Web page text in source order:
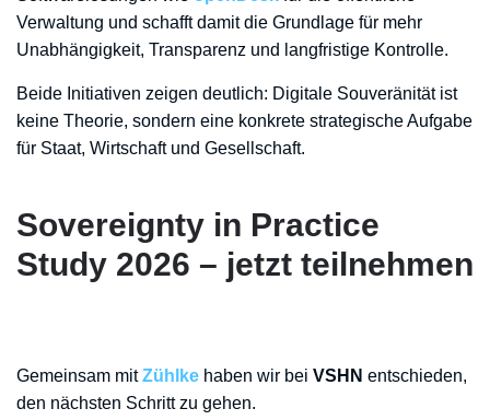
Verwaltung und schafft damit die Grundlage für mehr
Unabhängigkeit, Transparenz und langfristige Kontrolle.
Beide Initiativen zeigen deutlich: Digitale Souveränität ist
keine Theorie, sondern eine konkrete strategische Aufgabe
für Staat, Wirtschaft und Gesellschaft.
Sovereignty in Practice
Study 2026 – jetzt teilnehmen
Gemeinsam mitZühlke haben wir bei VSHN entschieden,
den nächsten Schritt zu gehen.